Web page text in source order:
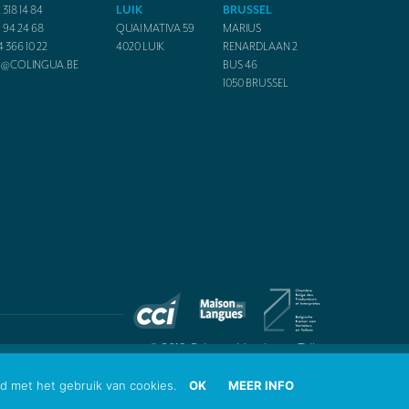
14 84
94 24 68
366 10 22
LUIK
QUAI MATIVA 59
4020LUIK
BRUSSEL
MARIUS
RENARDLAAN 2
BUS 46
1050BRUSSEL
© 2019 Colingua Vertalers en Tolken
met het gebruik van cookies. OK MEER INFO